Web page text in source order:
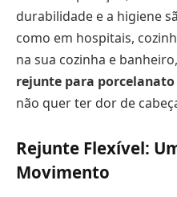
durabilidade e a higiene
como em hospitais,
na sua cozinha e
rejunte para porcelanato
não quer ter dor de
Rejunte Flexível:
Movimento